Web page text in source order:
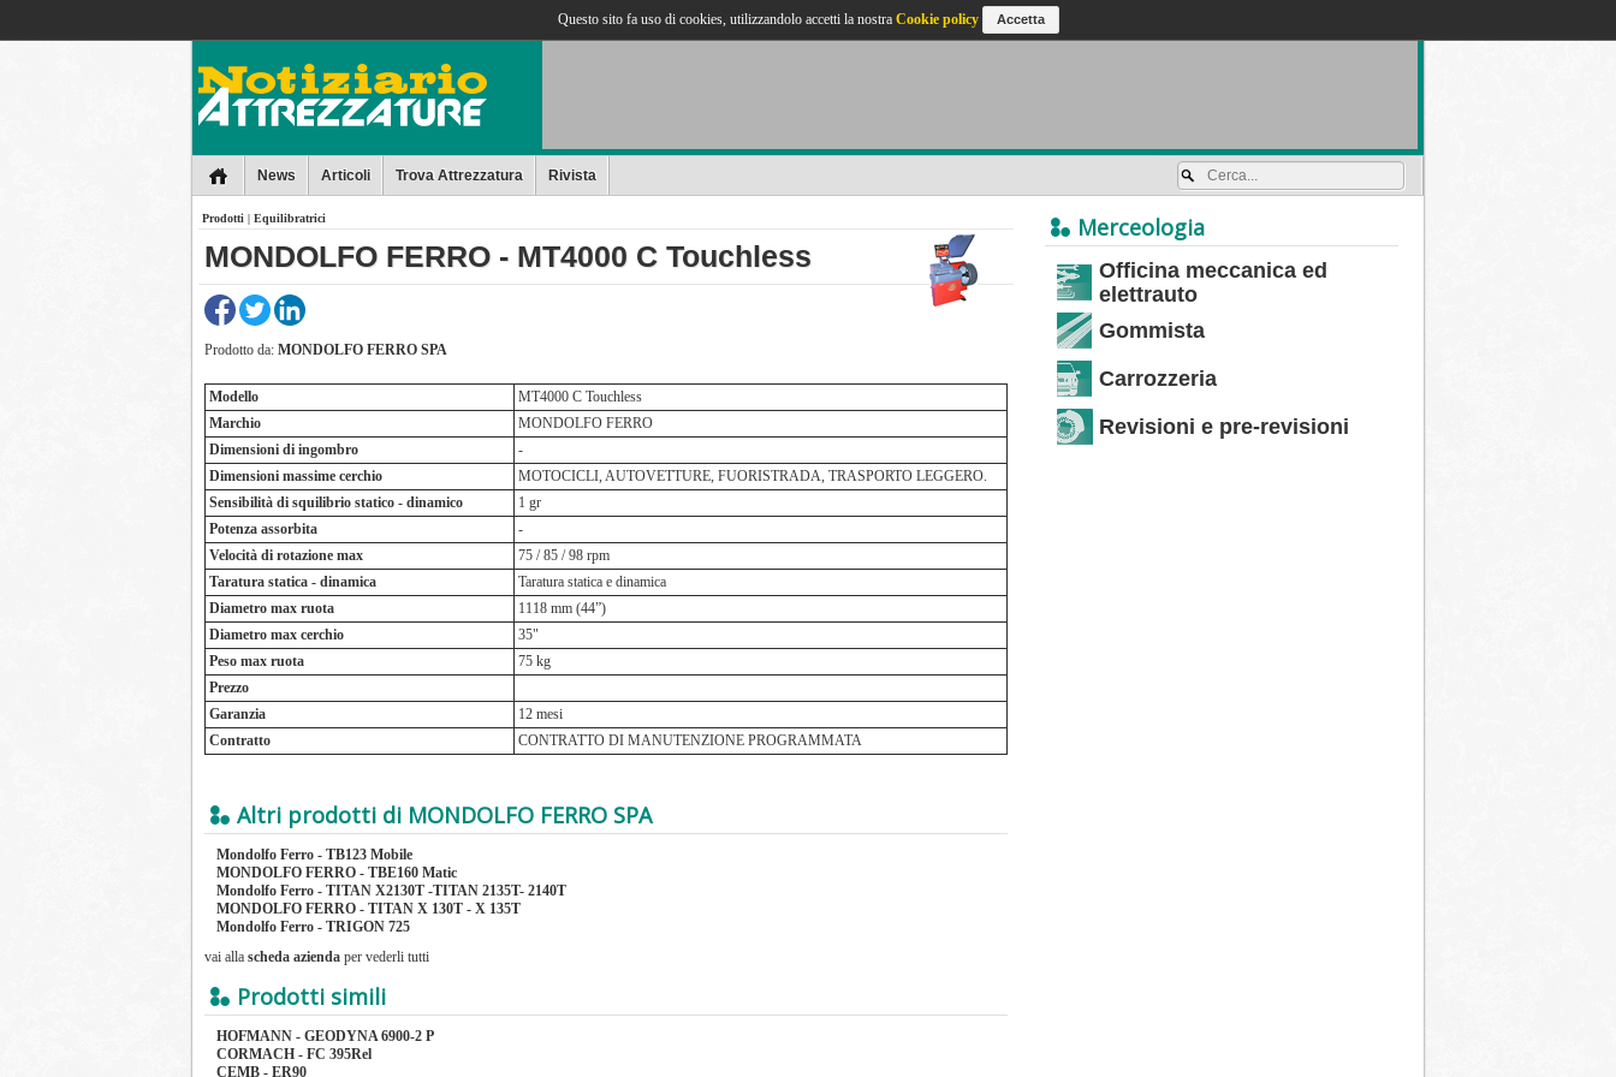
News Articoli Trova Attrezzatura Rivista
Merceologia
Officina meccanica ed
elettrauto
Gommista
Carrozzeria
Revisioni e pre-revisioni
Prodotti | Equilibratrici
MONDOLFO FERRO - MT4000 C Touchless
Prodotto da: MONDOLFO FERRO SPA
Modello
MT4000 C Touchless
Marchio
MONDOLFO FERRO
Dimensioni di ingombro
-
Dimensioni massime cerchio
MOTOCICLI, AUTOVETTURE, FUORISTRADA, TRASPORTO LEGGERO.
Sensibilità di squilibrio statico - dinamico
1 gr
Potenza assorbita
-
Velocità di rotazione max
75 / 85 / 98 rpm
Taratura statica - dinamica
Taratura statica e dinamica
Diametro max ruota
1118 mm (44”)
Diametro max cerchio
35"
Peso max ruota
75 kg
Prezzo
Garanzia
12 mesi
Contratto
CONTRATTO DI MANUTENZIONE PROGRAMMATA
Altri prodotti di MONDOLFO FERRO SPA
Mondolfo Ferro - TB123 Mobile
MONDOLFO FERRO - TBE160 Matic
Mondolfo Ferro - TITAN X2130T -TITAN 2135T- 2140T
MONDOLFO FERRO - TITAN X 130T - X 135T
Mondolfo Ferro - TRIGON 725
vai alla scheda azienda per vederli tutti
Prodotti simili
HOFMANN - GEODYNA 6900-2 P
CORMACH - FC 395Rel
CEMB - ER90
Questo sito fa uso di cookies, utilizzandolo accetti la nostra Cookie policy Accetta